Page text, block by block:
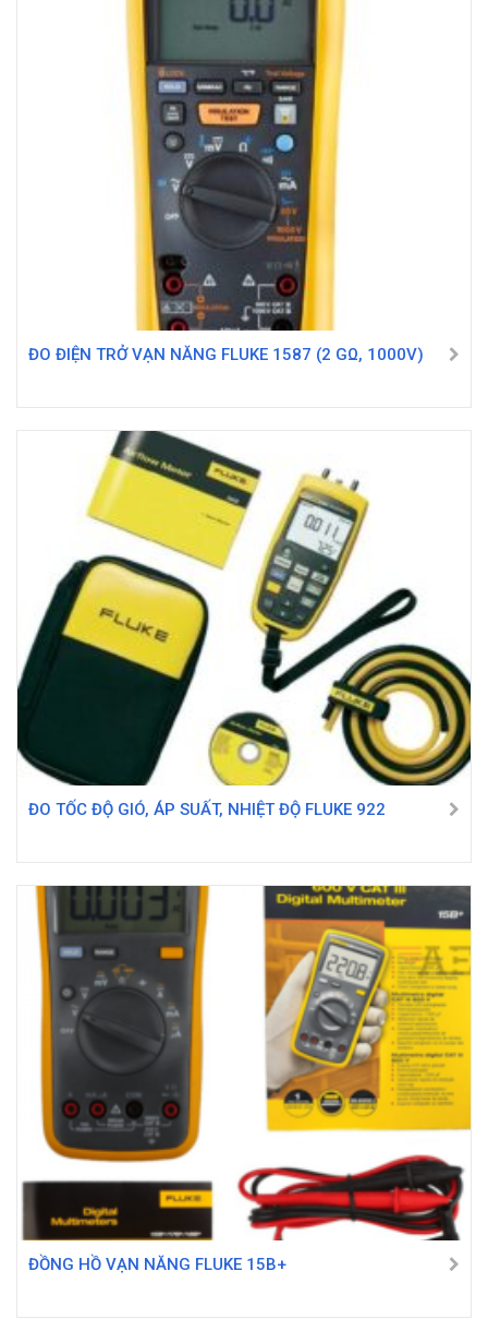
ĐO ĐIỆN TRỞ VẠN NĂNG FLUKE 1587 (2 GΩ, 1000V)
ĐO TỐC ĐỘ GIÓ, ÁP SUẤT, NHIỆT ĐỘ FLUKE 922
ĐỒNG HỒ VẠN NĂNG FLUKE 15B+